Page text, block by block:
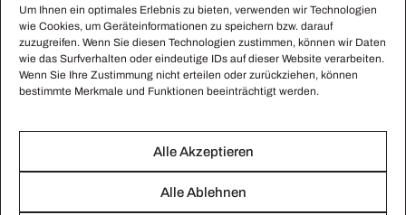
Um Ihnen ein optimales Erlebnis zu bieten, verwenden wir Technologien
wie Cookies, um Geräteinformationen zu speichern bzw. darauf
zuzugreifen. Wenn Sie diesen Technologien zustimmen, können wir Daten
wie das Surfverhalten oder eindeutige IDs auf dieser Website verarbeiten.
Wenn Sie Ihre Zustimmung nicht erteilen oder zurückziehen, können
bestimmte Merkmale und Funktionen beeinträchtigt werden.
Alle Akzeptieren
Alle Ablehnen